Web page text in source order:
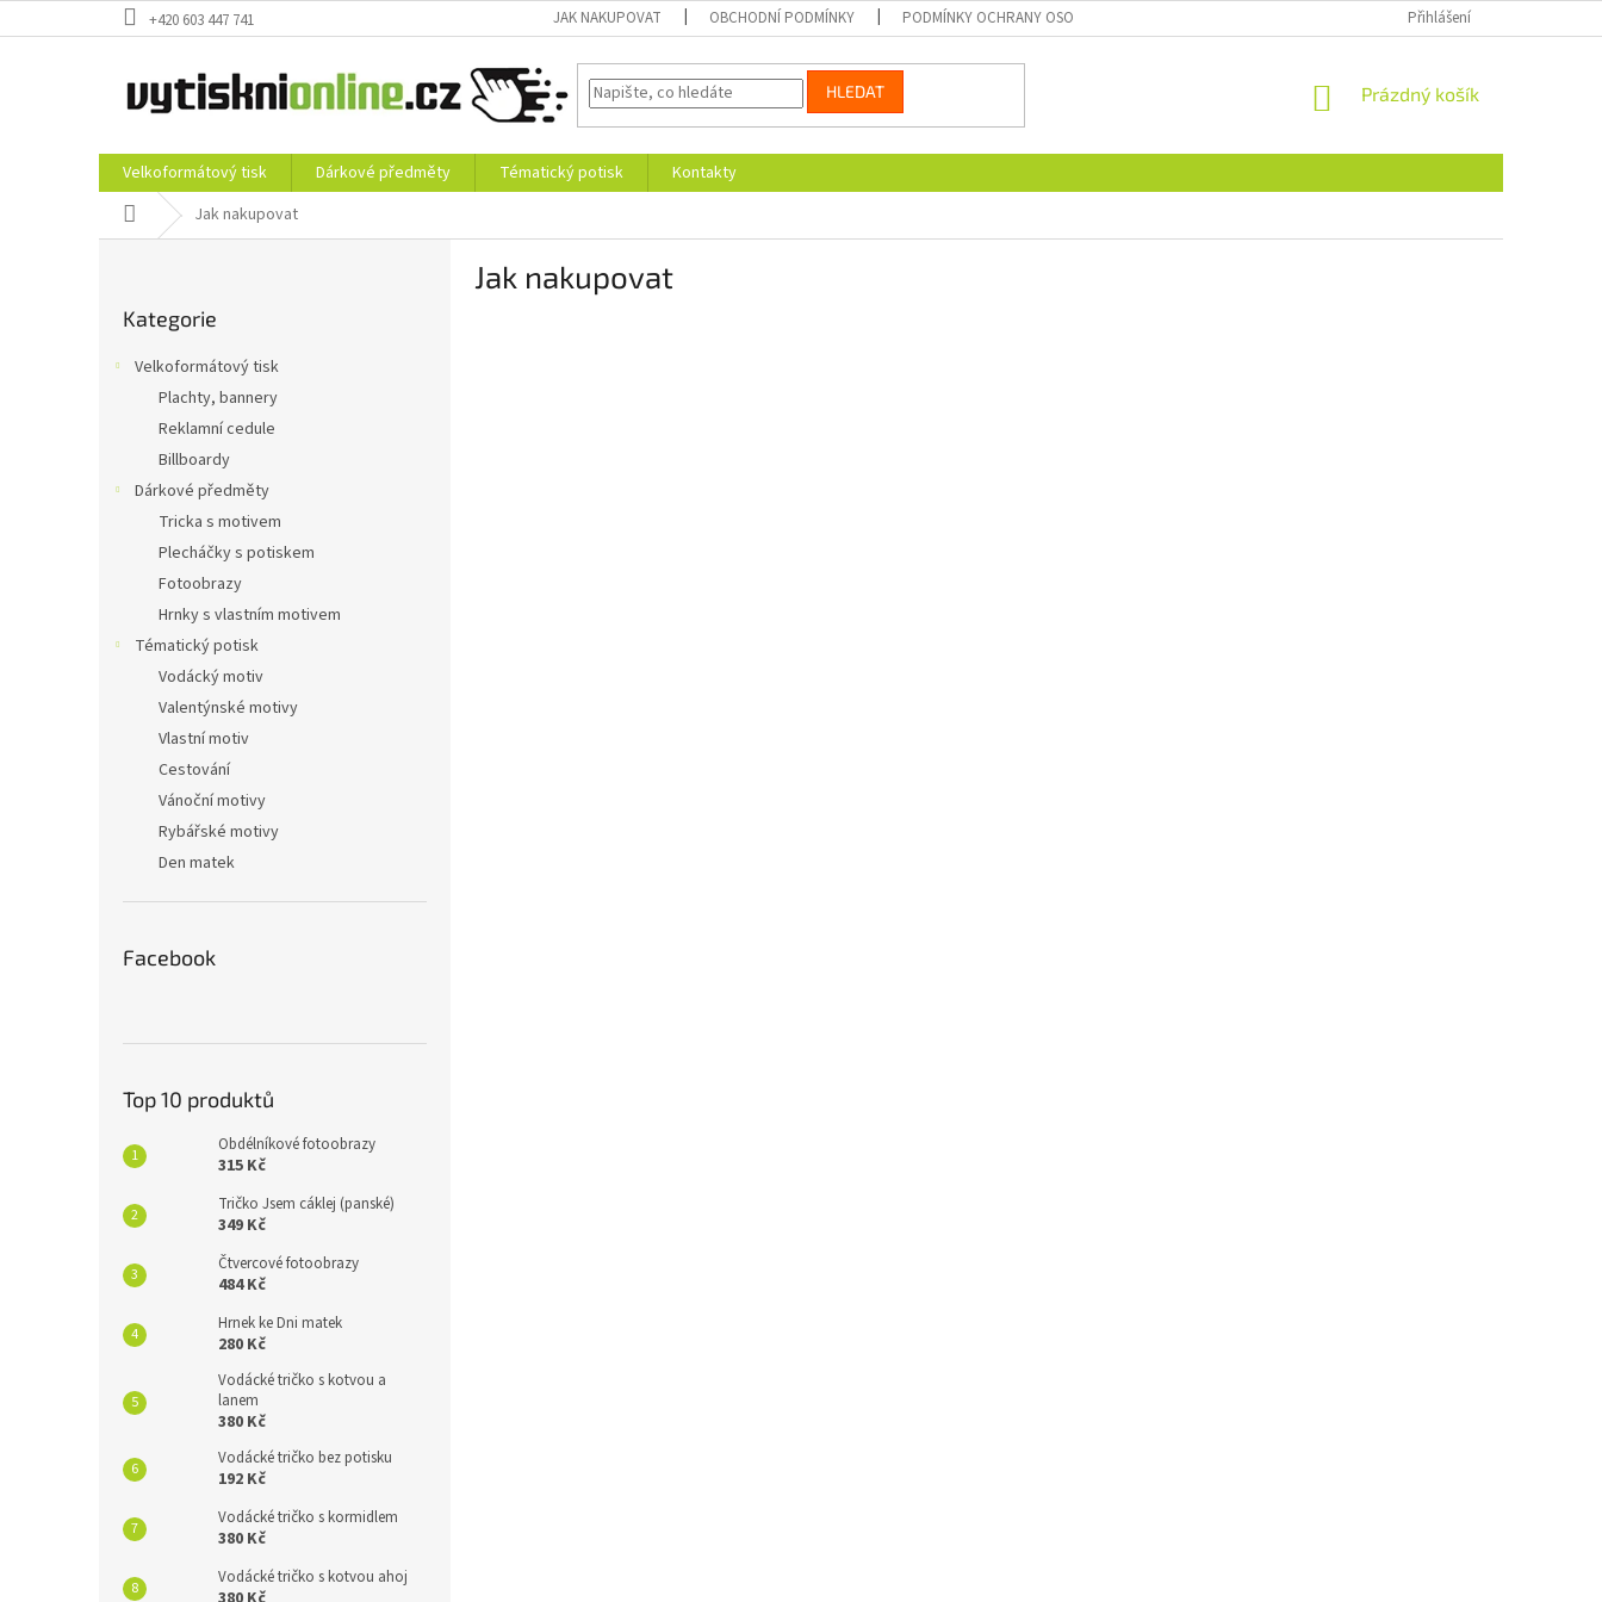
na
+420 603 447 741 JAK NAKUPOVAT OBCHODNÍ PODMÍNKY PODMÍNKY OCHRANY OSOBNÍCH ÚDAJŮ Přihlášení
HLEDAT
NÁKUPNÍ
Prázdný košík
Velkoformátový tisk Dárkové předměty Tématický potisk
Kontakty
Domů Jak nakupovat
kategorie
Kategorie
Velkoformátový tisk
Plachty, bannery
Reklamní cedule
Billboardy
Dárkové předměty
Tricka s motivem
Plecháčky s potiskem
Fotoobrazy
Hrnky s vlastním motivem
Tématický potisk
Vodácký motiv
Valentýnské motivy
Vlastní motiv
Cestování
Vánoční motivy
Rybářské motivy
Den matek
Facebook
Top 10 produktů
Obdélníkové fotoobrazy
315 Kč
Tričko Jsem cáklej (panské)
349 Kč
Čtvercové fotoobrazy
484 Kč
Hrnek ke Dni matek
280 Kč
Vodácké tričko s kotvou a
lanem
380 Kč
Vodácké tričko bez potisku
192 Kč
Vodácké tričko s kormidlem
380 Kč
Vodácké tričko s kotvou ahoj
Jak nakupovat